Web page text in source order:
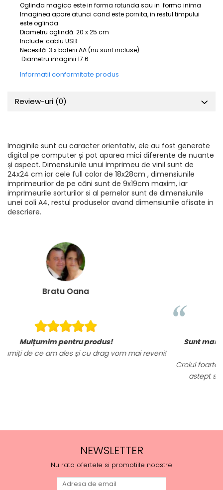
Oglinda magica este in forma rotunda sau in forma inima
Imaginea apare atunci cand este pornita, in restul timpului
este oglinda
Diametru oglindă: 20 x 25 cm
Include: cablu USB
Necesită: 3 x baterii AA (nu sunt incluse)
Diametru imaginii 17.6
Informatii conformitate produs
Review-uri (0)
Imaginile sunt cu caracter orientativ, ele au fost generate
digital pe computer și pot aparea mici diferente de nuante
și aspect. Dimensiunile unui imprimeu de vinil sunt de
24x24 cm iar cele full color de 18x28cm , dimensiunile
imprimeurilor de pe căni sunt de 9x19cm maxim, iar
imprimeurile sorturilor si al pernelor sunt de dimensiunile
unei coli A4, restul produselor avand dimensiunile afisate in
descriere.
reveni!
Sunt mai mult decat incantata de ele,
tricourilor sunt foarte calitative,
Croiul foarte frumos, am ramas placut
astept sa revin cu alte comenzi si sa incerc si
NEWSLETTER
Nu rata ofertele si promotiile noastre